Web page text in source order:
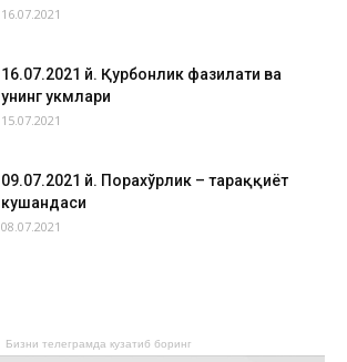
16.07.2021
16.07.2021 й. Қурбонлик фазилати ва
унинг ҳукмлари
15.07.2021
09.07.2021 й. Порахўрлик – тараққиёт
кушандаси
08.07.2021
Бизни телеграмда кузатиб боринг